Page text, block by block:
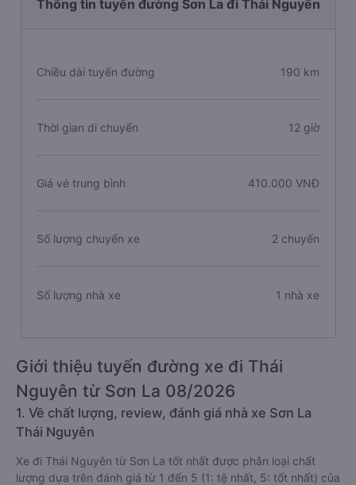
Thông tin tuyến đường Sơn La đi Thái Nguyên
Chiều dài tuyến đường 190 km
Thời gian di chuyển 12 giờ
Giá vé trung bình 410.000 VNĐ
Số lượng chuyến xe 2 chuyến
Số lượng nhà xe 1 nhà xe
Giới thiệu tuyến đường xe đi Thái
Nguyên từ Sơn La 08/2026
1. Về chất lượng, review, đánh giá nhà xe Sơn La
Thái Nguyên
Xe đi Thái Nguyên từ Sơn La tốt nhất được phân loại chất
lượng dựa trên đánh giá từ 1 đến 5 (1: tệ nhất, 5: tốt nhất) của